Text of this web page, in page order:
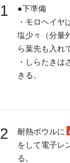
1
●下準備
・モロヘイヤ
塩少々（分量
ら葉先も入れ
・しらたきは
きる。
2 耐熱ボウルに
をして電子レ
る。